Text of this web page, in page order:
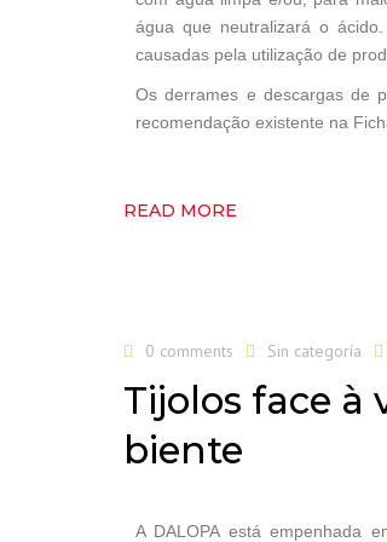
água que neutralizará o
causadas pela utilização de
Os derrames e descargas de
recomendação existente na
READ MORE
0 comments Sin categoría
Tijolos face à
biente
A DALOPA está empenhada